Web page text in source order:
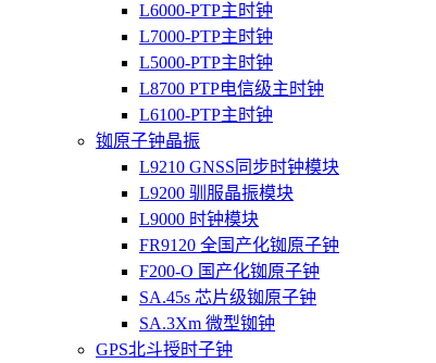
L6000-PTP主时钟
L7000-PTP主时钟
L5000-PTP主时钟
L8700 PTP电信级主时钟
L6100-PTP主时钟
铷原子钟晶振
L9210 GNSS同步时钟模块
L9200 驯服晶振模块
L9000 时钟模块
FR9120 全国产化铷原子钟
F200-O 国产化铷原子钟
SA.45s 芯片级铷原子钟
SA.3Xm 微型铷钟
GPS北斗授时子钟